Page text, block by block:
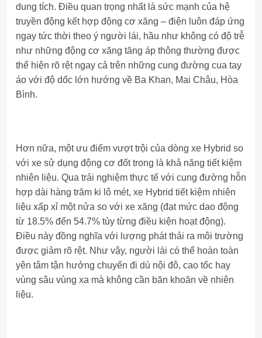
dung tích. Điều quan trọng nhất là sức mạnh của hệ
truyền động kết hợp động cơ xăng – điện luôn đáp ứng
ngay tức thời theo ý người lái, hầu như không có độ trễ
như những động cơ xăng tăng áp thông thường được
thể hiện rõ rệt ngay cả trên những cung đường cua tay
áo với độ dốc lớn hướng về Ba Khan, Mai Châu, Hòa
Bình.
Hơn nữa, một ưu điểm vượt trội của dòng xe Hybrid so
với xe sử dụng động cơ đốt trong là khả năng tiết kiệm
nhiên liệu. Qua trải nghiệm thực tế với cung đường hỗn
hợp dài hàng trăm ki lô mét, xe Hybrid tiết kiệm nhiên
liệu xấp xỉ một nửa so với xe xăng (đạt mức dao động
từ 18.5% đến 54.7% tùy từng điều kiện hoạt động).
Điều này đồng nghĩa với lượng phát thải ra môi trường
được giảm rõ rệt. Như vậy, người lái có thể hoàn toàn
yên tâm tận hưởng chuyến đi dù nội đô, cao tốc hay
vùng sâu vùng xa mà không cần băn khoăn về nhiên
liệu.